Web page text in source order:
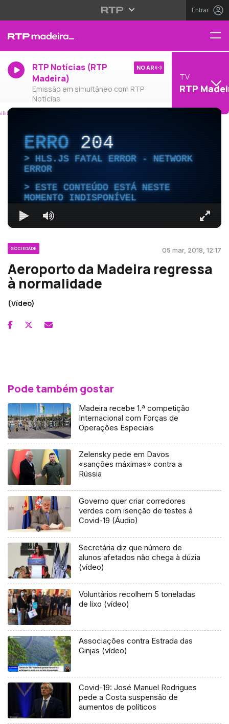
Entrar
RTP Notícias (RTP
Madeira)
Emissão em simultâneo com RTP
Notícias
NO AR
TV
RTP
ERRO204
HLS.JS FATAL ERROR - NETWORK
ERROR
ESTE CONTEÚDO ESTÁ NESTE
MOMENTO INDISPONÍVEL
SOCIEDADE 05 mar, 2018, 12:17
Aeroporto da Madeira regressa
à normalidade
(Vídeo)
Pode também gostar
Madeira recebe 1.ª competição
Internacional com Forças de
Operações Especiais
Zelensky pede em Davos
«sanções máximas» contra a
Rússia
Governo quer criar corredores
verdes com isenção de testes à
Covid-19 (Áudio)
Secretária diz que número de
alunos afetados não chega à dúzia
(vídeo)
Voluntários recolhem 5 toneladas
de lixo (vídeo)
Associações contra Estrada das
Ginjas (vídeo)
Covid-19: José Manuel Rodrigues
pede a Costa suspensão de
aumentos de políticos